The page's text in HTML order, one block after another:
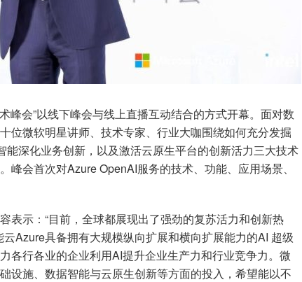
峰会”以线下峰会与线上直播互动结合的方式开幕。面对数
位微软明星讲师、技术专家、行业大咖围绕如何充分发掘
深化业务创新，以及激活云原生平台的创新活力三大技术
会首次对Azure OpenAI服务的技术、功能、应用场景、
表示：“目前，全球都展现出了强劲的复苏活力和创新热
Azure具备拥有大规模纵向扩展和横向扩展能力的AI 超级
各行各业的企业利用AI提升企业生产力和行业竞争力。微
设施、数据智能与云原生创新等方面的投入，希望能以不